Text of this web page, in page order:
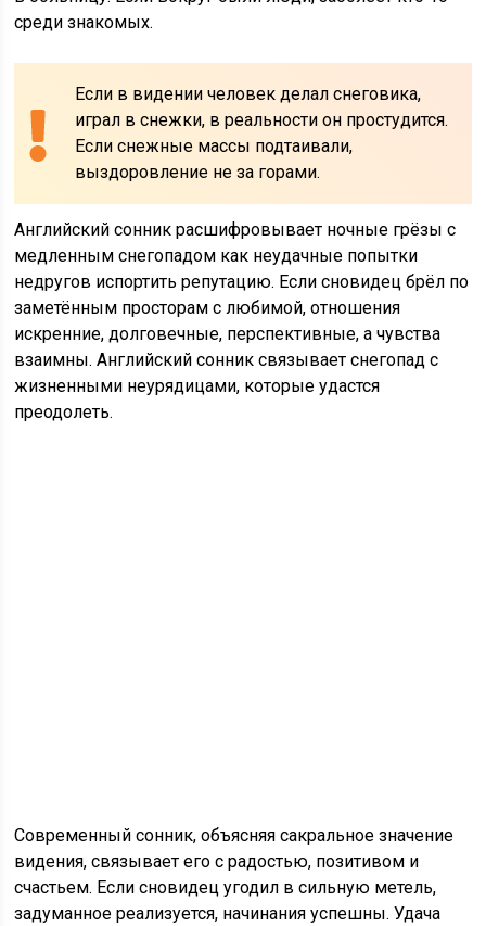
среди знакомых.
Если в видении человек делал снеговика,
играл в снежки, в реальности он простудится.
Если снежные массы подтаивали,
выздоровление не за горами.
Английский сонник расшифровывает ночные грёзы с
медленным снегопадом как неудачные попытки
недругов испортить репутацию. Если сновидец брёл по
заметённым просторам с любимой, отношения
искренние, долговечные, перспективные, а чувства
взаимны. Английский сонник связывает снегопад с
жизненными неурядицами, которые удастся
преодолеть.
Современный сонник, объясняя сакральное значение
видения, связывает его с радостью, позитивом и
счастьем. Если сновидец угодил в сильную метель,
задуманное реализуется, начинания успешны. Удача